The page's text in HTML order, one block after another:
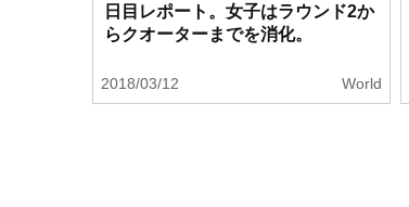
日目レポート。女子はラウンド2か
らクオーターまでを消化。
2018/03/12 World